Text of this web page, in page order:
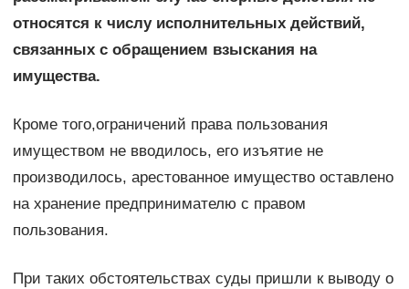
относятся к числу исполнительных действий,
связанных с обращением взыскания на
имущества.
Кроме того,ограничений права пользования
имуществом не вводилось, его изъятие не
производилось, арестованное имущество оставлено
на хранение предпринимателю с правом
пользования.
При таких обстоятельствах суды пришли к выводу о